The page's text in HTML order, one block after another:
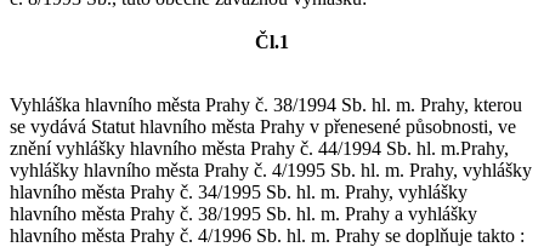
Čl.1
Vyhláška hlavního města Prahy č. 38/1994 Sb. hl. m. Prahy, kterou
se vydává Statut hlavního města Prahy v přenesené působnosti, ve
znění vyhlášky hlavního města Prahy č. 44/1994 Sb. hl. m.Prahy,
vyhlášky hlavního města Prahy č. 4/1995 Sb. hl. m. Prahy, vyhlášky
hlavního města Prahy č. 34/1995 Sb. hl. m. Prahy, vyhlášky
hlavního města Prahy č. 38/1995 Sb. hl. m. Prahy a vyhlášky
hlavního města Prahy č. 4/1996 Sb. hl. m. Prahy se doplňuje takto :